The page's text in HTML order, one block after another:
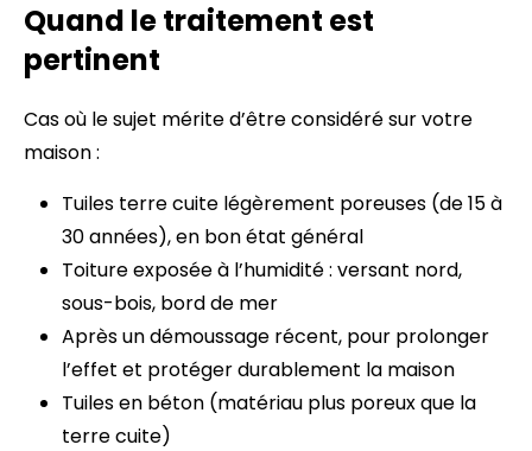
Quand le traitement est
pertinent
Cas où le sujet mérite d’être considéré sur votre
maison :
Tuiles terre cuite légèrement poreuses (de 15 à
30 années), en bon état général
Toiture exposée à l’humidité : versant nord,
sous-bois, bord de mer
Après un démoussage récent, pour prolonger
l’effet et protéger durablement la maison
Tuiles en béton (matériau plus poreux que la
terre cuite)